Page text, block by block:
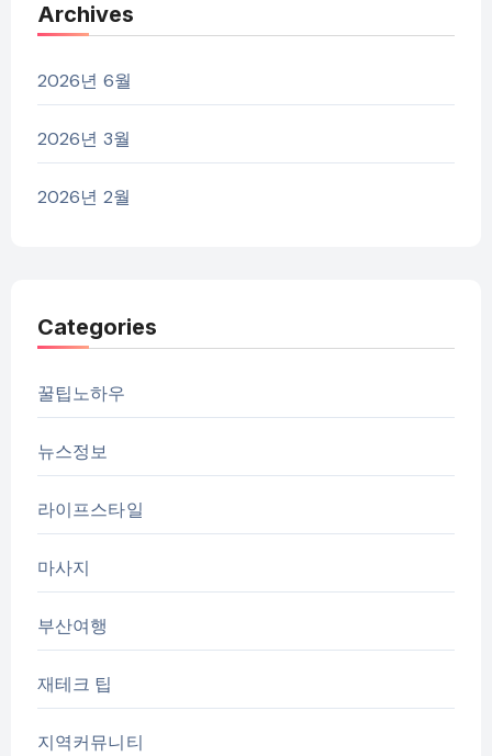
Archives
2026년 6월
2026년 3월
2026년 2월
Categories
꿀팁노하우
뉴스정보
라이프스타일
마사지
부산여행
재테크 팁
지역커뮤니티